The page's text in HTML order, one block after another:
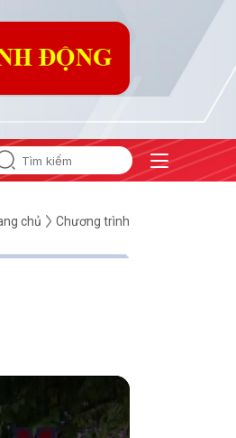
Trung Đông #An ninh năng
chủ Chương trình